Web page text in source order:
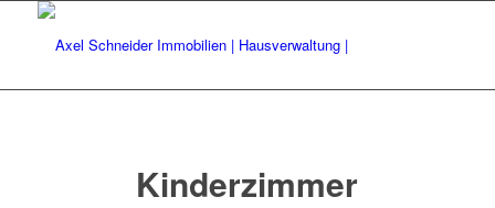
Kinderzimmer